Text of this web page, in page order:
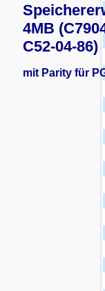
4MB
C52-04-86)
mit Parity für